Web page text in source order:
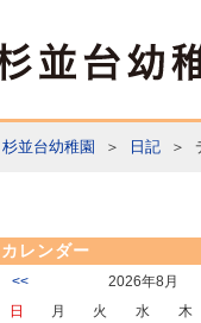
杉並台幼稚園 ＞ 日記＞
カレンダー
<< 2026年8月
日 月 火 水 木